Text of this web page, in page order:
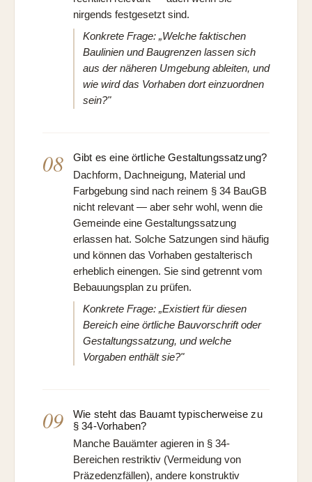
nirgends festgesetzt sind.
Konkrete Frage: „Welche faktischen
Baulinien und Baugrenzen lassen sich
aus der näheren Umgebung ableiten, und
wie wird das Vorhaben dort einzuordnen
sein?"
08 Gibt es eine örtliche Gestaltungssatzung?
Dachform, Dachneigung, Material und
Farbgebung sind nach reinem § 34 BauGB
nicht relevant — aber sehr wohl, wenn die
Gemeinde eine Gestaltungssatzung
erlassen hat. Solche Satzungen sind häufig
und können das Vorhaben gestalterisch
erheblich einengen. Sie sind getrennt vom
Bebauungsplan zu prüfen.
Konkrete Frage: „Existiert für diesen
Bereich eine örtliche Bauvorschrift oder
Gestaltungssatzung, und welche
Vorgaben enthält sie?"
09
Wie steht das Bauamt typischerweise zu
§ 34-Vorhaben?
Manche Bauämter agieren in § 34-
Bereichen restriktiv (Vermeidung von
Präzedenzfällen), andere konstruktiv